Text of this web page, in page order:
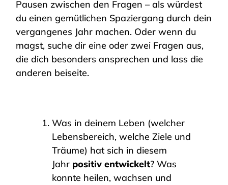
Pausen zwischen den Fragen – als würdest
du einen gemütlichen Spaziergang durch dein
vergangenes Jahr machen. Oder wenn du
magst, suche dir eine oder zwei Fragen aus,
die dich besonders ansprechen und lass die
anderen beiseite.
Was in deinem Leben (welcher
Lebensbereich, welche Ziele und
Träume) hat sich in diesem
Jahr positiv entwickelt? Was
konnte heilen, wachsen und